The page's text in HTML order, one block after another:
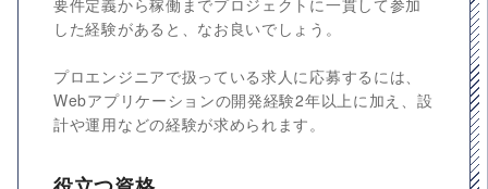
要件定義から稼働までプロジェクトに一貫して参加
した経験があると、なお良いでしょう。
プロエンジニアで扱っている求人に応募するには、
Webアプリケーションの開発経験2年以上に加え、設
計や運用などの経験が求められます。